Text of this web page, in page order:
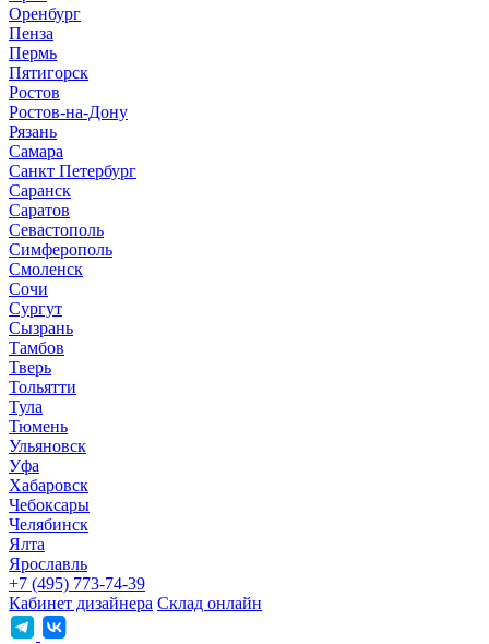
Оренбург
Пенза
Пермь
Пятигорск
Ростов
Ростов-на-Дону
Рязань
Самара
Санкт Петербург
Саранск
Саратов
Севастополь
Симферополь
Смоленск
Сочи
Сургут
Сызрань
Тамбов
Тверь
Тольятти
Тула
Тюмень
Ульяновск
Уфа
Хабаровск
Чебоксары
Челябинск
Ялта
Ярославль
+7 (495) 773-74-39
Кабинет дизайнера Склад онлайн